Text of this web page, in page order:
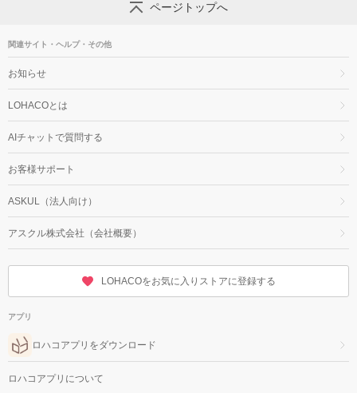
ページトップへ
関連サイト・ヘルプ・その他
お知らせ
LOHACOとは
AIチャットで質問する
お客様サポート
ASKUL（法人向け）
アスクル株式会社（会社概要）
LOHACOをお気に入りストアに登録する
アプリ
ロハコアプリをダウンロード
ロハコアプリについて